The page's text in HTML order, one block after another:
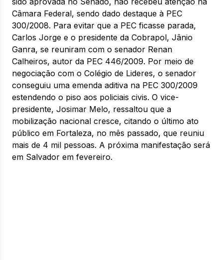
Câmara Federal, sendo dado destaque à PEC
300/2008. Para evitar que a PEC ficasse parada,
Carlos Jorge e o presidente da Cobrapol, Jânio
Ganra, se reuniram com o senador Renan
Calheiros, autor da PEC 446/2009. Por meio de
negociação com o Colégio de Lideres, o senador
conseguiu uma emenda aditiva na PEC 300/2009
estendendo o piso aos policiais civis. O vice-
presidente, Josimar Melo, ressaltou que a
mobilização nacional cresce, citando o último ato
público em Fortaleza, no mês passado, que reuniu
mais de 4 mil pessoas. A próxima manifestação será
em Salvador em fevereiro.